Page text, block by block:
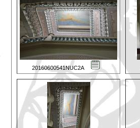
20160600541NUC2A